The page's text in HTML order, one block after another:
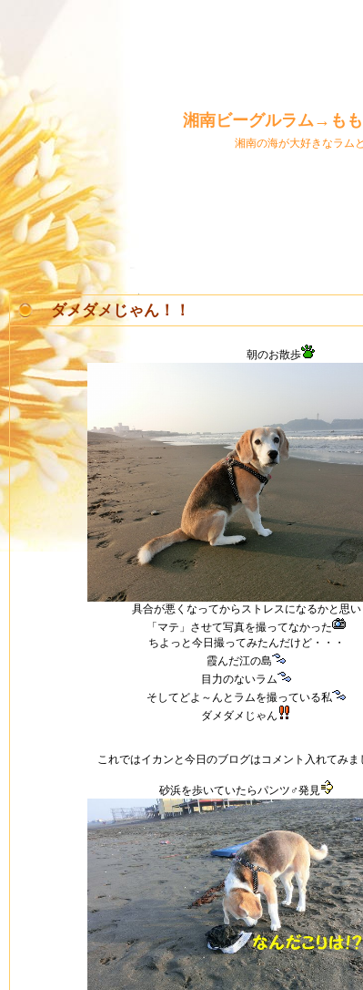
湘南ビーグルラム→も
湘南の海が大好きなラム
ダメダメじゃん！！
朝のお散歩
具合が悪くなってからストレスになるかと思い
「マテ」させて写真を撮ってなかった
ちよっと今日撮ってみたんだけど・・・
霞んだ江の島
目力のないラム
そしてどよ～んとラムを撮っている私
ダメダメじゃん
これではイカンと今日のブログはコメント入れてみま
砂浜を歩いていたらパンツ♂発見